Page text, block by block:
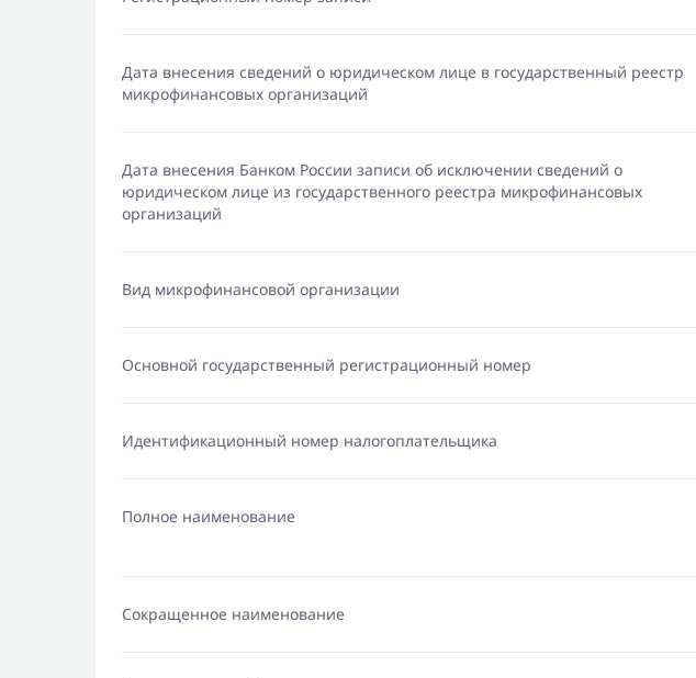
Дата внесения сведений о юридическом лице в государственный реестр
микрофинансовых организаций
Дата внесения Банком России записи об исключении сведений о
юридическом лице из государственного реестра микрофинансовых
организаций
Вид микрофинансовой организации
Основной государственный регистрационный номер
Идентификационный номер налогоплательщика
Полное наименование
Сокращенное наименование